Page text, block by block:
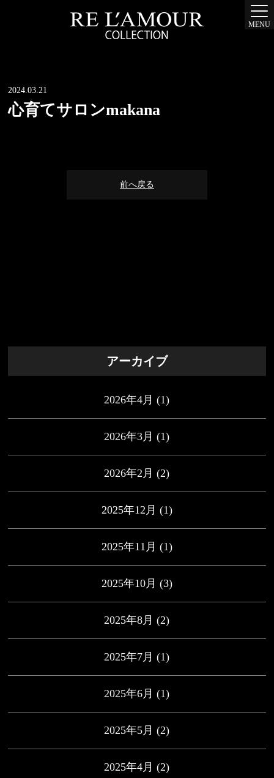
MENU
2024.03.21
心育てサロンmakana
前へ戻る
アーカイブ
2026年4月 (1)
2026年3月 (1)
2026年2月 (2)
2025年12月 (1)
2025年11月 (1)
2025年10月 (3)
2025年8月 (2)
2025年7月 (1)
2025年6月 (1)
2025年5月 (2)
2025年4月 (2)